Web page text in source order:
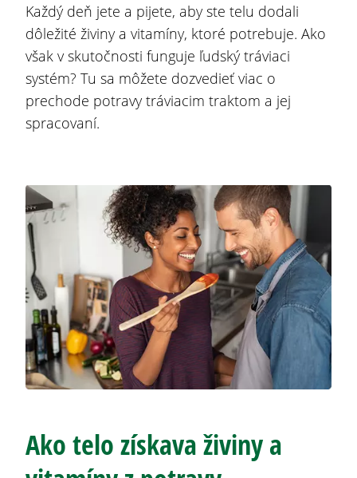
Každý deň jete a pijete, aby ste telu dodali
dôležité živiny a vitamíny, ktoré potrebuje. Ako
však v skutočnosti funguje ľudský tráviaci
systém? Tu sa môžete dozvedieť viac o
prechode potravy tráviacim traktom a jej
spracovaní.
Ako telo získava živiny a